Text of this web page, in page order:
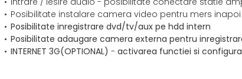
Posibilitate instalare camera video pentru mers inapoi
Posibilitate inregistrare dvd/tv/aux pe hdd intern
Posibilitate adaugare camera externa pentru
INTERNET 3G(OPTIONAL) - activarea functiei si